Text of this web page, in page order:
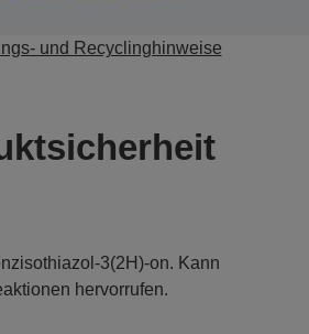
und Recyclinghinweise
3(2H)-on. Kann
hervorrufen.